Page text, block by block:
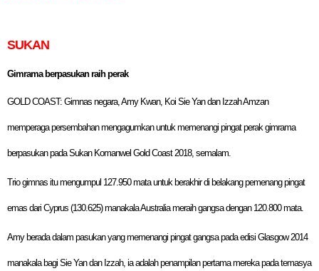
SUKAN
Gimrama berpasukan raih perak
GOLD COAST: Gimnas negara, Amy Kwan, Koi Sie Yan dan Izzah Amzan
memperaga persembahan mengagumkan untuk memenangi pingat perak gimrama
berpasukan pada Sukan Komanwel Gold Coast 2018, semalam.
Trio gimnas itu mengumpul 127.950 mata untuk berakhir di belakang pemenang pingat
emas dari Cyprus (130.625) manakala Australia meraih gangsa dengan 120.800 mata.
Amy berada dalam pasukan yang memenangi pingat gangsa pada edisi Glasgow 2014
manakala bagi Sie Yan dan Izzah, ia adalah penampilan pertama mereka pada temasya